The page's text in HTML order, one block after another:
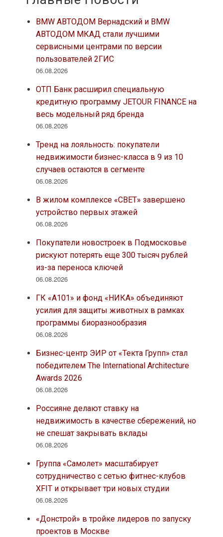
BMW АВТОДОМ Вернадский и BMW
АВТОДОМ МКАД стали лучшими
сервисными центрами по версии
пользователей 2ГИС
06.08.2026
ОТП Банк расширил специальную
кредитную программу JETOUR FINANCE на
весь модельный ряд бренда
06.08.2026
Тренд на лояльность: покупатели
недвижимости бизнес-класса в 9 из 10
случаев остаются в сегменте
06.08.2026
В жилом комплексе «СВЕТ» завершено
устройство первых этажей
06.08.2026
Покупатели новостроек в Подмосковье
рискуют потерять еще 300 тысяч рублей
из-за переноса ключей
06.08.2026
ГК «А101» и фонд «НИКА» объединяют
усилия для защиты животных в рамках
программы биоразнообразия
06.08.2026
Бизнес-центр ЭИР от «Текта Групп» стал
победителем The International Architecture
Awards 2026
06.08.2026
Россияне делают ставку на
недвижимость в качестве сбережений, но
не спешат закрывать вклады
06.08.2026
Группа «Самолет» масштабирует
сотрудничество с сетью фитнес-клубов
XFIT и открывает три новых студии
06.08.2026
«Донстрой» в тройке лидеров по запуску
проектов в Москве